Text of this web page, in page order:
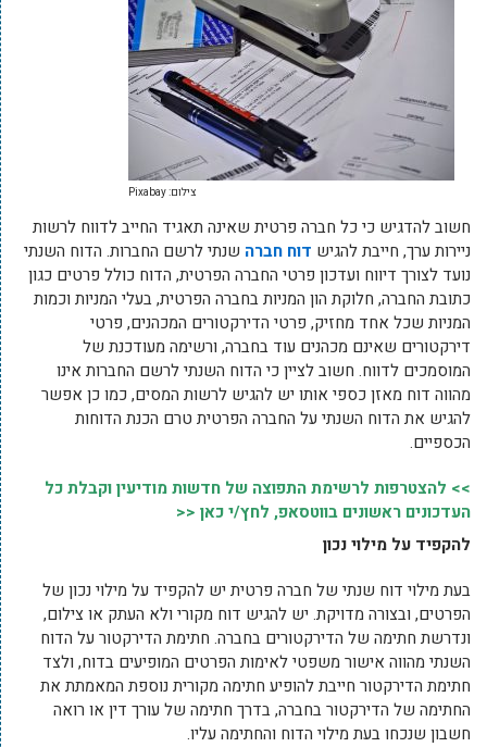
צילום: Pixabay
חשוב להדגיש כי כל חברה פרטית שאינה תאגיד החייב לדווח לרשות
ניירות ערך, חייבת להגיש דוח חברה שנתי לרשם החברות. הדוח השנתי
נועד לצורך דיווח ועדכון פרטי החברה הפרטית, הדוח כולל פרטים כגון
כתובת החברה, חלוקת הון המניות בחברה הפרטית, בעלי המניות וכמות
המניות שכל אחד מחזיק, פרטי הדירקטורים המכהנים, פרטי
דירקטורים שאינם מכהנים עוד בחברה, ורשימה מעודכנת של
המוסמכים לדווח. חשוב לציין כי הדוח השנתי לרשם החברות אינו
מהווה דוח מאזן כספי אותו יש להגיש לרשות המסים, כמו כן אפשר
להגיש את הדוח השנתי על החברה הפרטית טרם הכנת הדוחות
הכספיים.
>> להצטרפות לרשימת התפוצה של חדשות מודיעין וקבלת כל
העדכונים ראשונים בווטסאפ, לחץ/י כאן <<
להקפיד על מילוי נכון
בעת מילוי דוח שנתי של חברה פרטית יש להקפיד על מילוי נכון של
הפרטים, ובצורה מדויקת. יש להגיש דוח מקורי ולא העתק או צילום,
ונדרשת חתימה של הדירקטורים בחברה. חתימת הדירקטור על הדוח
השנתי מהווה אישור משפטי לאימות הפרטים המופיעים בדוח, ולצד
חתימת הדירקטור חייבת להופיע חתימה מקורית נוספת המאמתת את
החתימה של הדירקטור בחברה, בדרך חתימה של עורך דין או רואה
חשבון שנכחו בעת מילוי הדוח והחתימה עליו.